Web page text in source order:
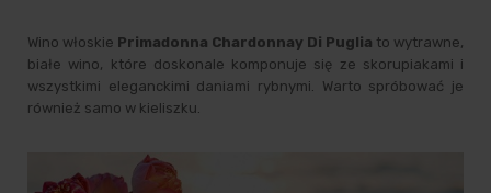
Wino włoskie Primadonna Chardonnay Di Puglia to wytrawne,
białe wino, które doskonale komponuje się ze skorupiakami i
wszystkimi eleganckimi daniami rybnymi. Warto spróbować je
również samo w kieliszku.